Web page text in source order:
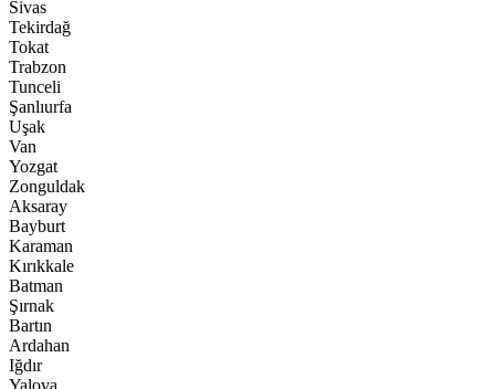
Sivas
Tekirdağ
Tokat
Trabzon
Tunceli
Şanlıurfa
Uşak
Van
Yozgat
Zonguldak
Aksaray
Bayburt
Karaman
Kırıkkale
Batman
Şırnak
Bartın
Ardahan
Iğdır
Yalova